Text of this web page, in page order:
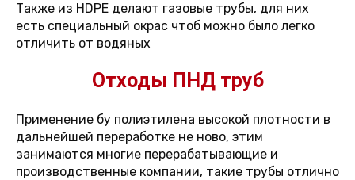
Также из HDPE делают газовые трубы, для них
есть специальный окрас чтоб можно было легко
отличить от водяных
Отходы ПНД труб
Применение бу полиэтилена высокой плотности в
дальнейшей переработке не ново, этим
занимаются многие перерабатывающие и
производственные компании, такие трубы отлично